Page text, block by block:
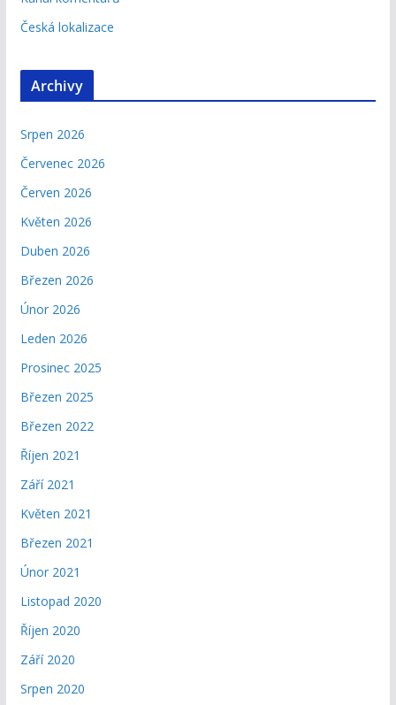
Česká lokalizace
Archivy
Srpen 2026
Červenec 2026
Červen 2026
Květen 2026
Duben 2026
Březen 2026
Únor 2026
Leden 2026
Prosinec 2025
Březen 2025
Březen 2022
Říjen 2021
Září 2021
Květen 2021
Březen 2021
Únor 2021
Listopad 2020
Říjen 2020
Září 2020
Srpen 2020